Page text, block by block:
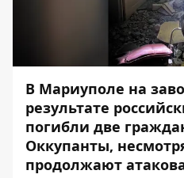
В Мариуполе на
результате
погибли две
Оккупанты,
продолжают